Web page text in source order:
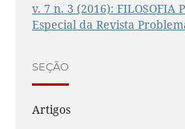
v. 7 n. 3 (2016): FILOSOFIA
Especial da Revista
SEÇÃO
Artigos